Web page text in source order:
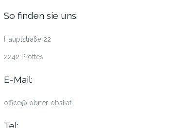
So finden sie uns:
Hauptstraße 22
2242 Prottes
E-Mail:
office@lobner-obst.at
Tel: